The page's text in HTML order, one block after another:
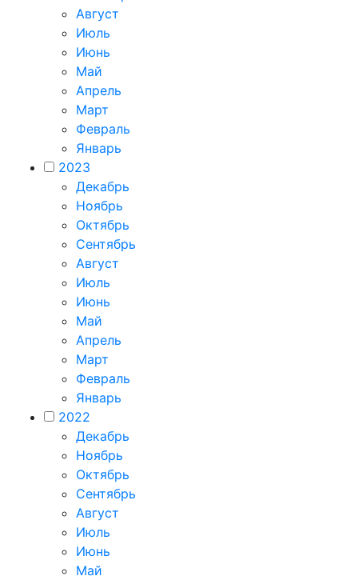
Август
Июль
Июнь
Май
Апрель
Март
Февраль
Январь
2023
Декабрь
Ноябрь
Октябрь
Сентябрь
Август
Июль
Июнь
Май
Апрель
Март
Февраль
Январь
2022
Декабрь
Ноябрь
Октябрь
Сентябрь
Август
Июль
Июнь
Май